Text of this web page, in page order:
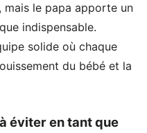
mais le papa apporte un
indispensable.
solide où chaque
du bébé et la
éviter en tant que